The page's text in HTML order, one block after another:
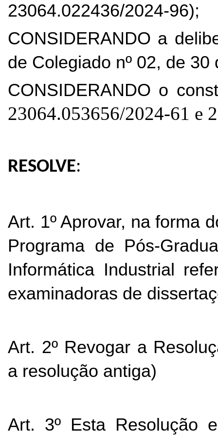
23064.022436/2024-96);
CONSIDERANDO a
de Colegiado nº 02, de
CONSIDERANDO o
23064.053656/2024-61 e
RESOLVE:
Art. 1º Aprovar, na forma
Programa de Pós-
Informática Industrial
examinadoras de
Art. 2º Revogar a
a resolução antiga)
Art. 3º Esta Resolução